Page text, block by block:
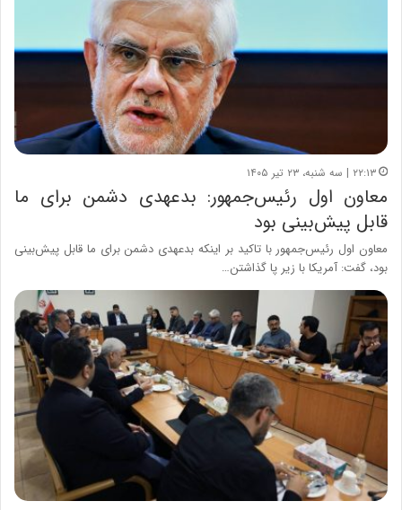
۲۲:۱۳ | سه شنبه، ۲۳ تیر ۱۴۰۵
معاون اول رئیس‌جمهور: بدعهدی دشمن برای ما
قابل پیش‌بینی بود
معاون اول رئیس‌جمهور با تاکید بر اینکه بدعهدی دشمن برای ما قابل پیش‌بینی
بود، گفت: آمریکا با زیر پا گذاشتن…